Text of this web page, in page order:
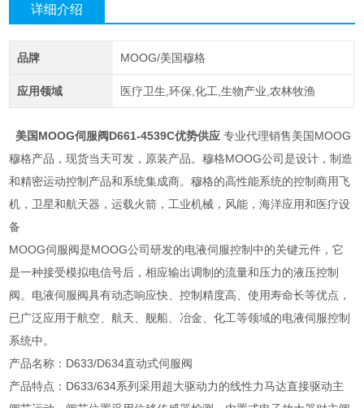
详细介绍
品牌 MOOG/美国穆格
应用领域 医疗卫生,环保,化工,生物产业,农林牧渔
美国MOOG伺服阀D661-4539C优势供应 专业代理销售美国MOOG
穆格产品，现货当天可发，原装产品。穆格MOOG公司是设计，制造
和精密运动控制产品和系统集成商。穆格的高性能系统的控制商用飞
机，卫星和航天器，运载火箭，工业机械，风能，海洋应用和医疗设
备
MOOG伺服阀是MOOG公司研发的电液伺服控制中的关键元件，它
是一种接受模拟电信号后，相应输出调制的流量和压力的液压控制
阀。电液伺服阀具有动态响应快、控制精度高、使用寿命长等优点，
已广泛应用于航空、航天、舰船、冶金、化工等领域的电液伺服控制
系统中。
产品名称：D633/D634直动式伺服阀
产品特点：D633/634系列采用超大驱动力的线性力马达直接驱动主